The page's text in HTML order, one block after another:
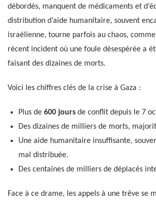
débordés, manquent de médicaments et
distribution d’aide humanitaire, souvent
israélienne, tourne parfois au chaos,
récent incident où une foule désespérée a
faisant des dizaines de morts.
Voici les chiffres clés de la crise à Gaza :
Plus de 600 joursde conflit depuis le 7
Des dizaines de milliers de morts,
Une aide humanitaire insuffisante,
mal distribuée.
Des centaines de milliers de déplacés
Face à ce drame, les appels à une trêve se